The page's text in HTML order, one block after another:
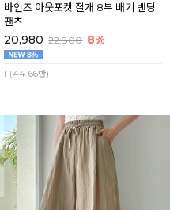
바인즈 아웃포켓 절개 8부 배기 밴딩
팬츠
20,980 22,800 8%
F(44-66반)